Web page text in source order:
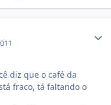
diz que o café da
fraco, tá faltando o